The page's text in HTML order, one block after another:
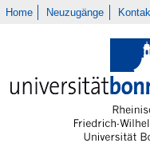
Home Neuzugänge